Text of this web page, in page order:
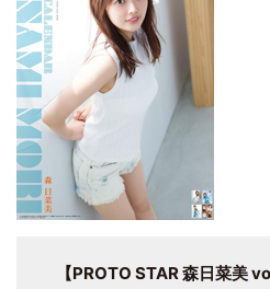
【PROTO STAR 森日菜美